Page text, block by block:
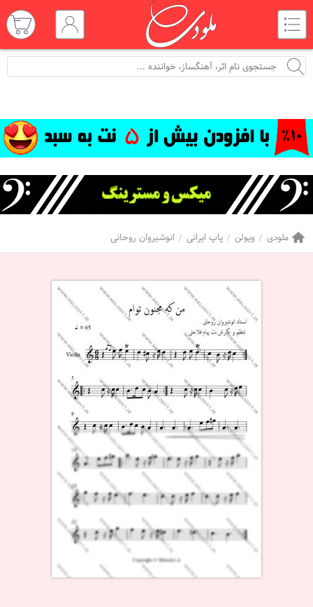
ملودی ویولن پاپ ایرانی انوشیروان روحانی